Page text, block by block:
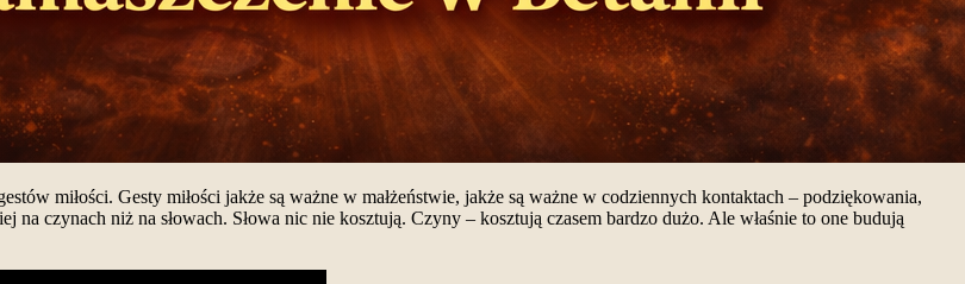
miłości. Gesty miłości jakże są ważne w małżeństwie, jakże są ważne w codziennych kontaktach – podziękowania,
czynach niż na słowach. Słowa nic nie kosztują. Czyny – kosztują czasem bardzo dużo. Ale właśnie to one budują